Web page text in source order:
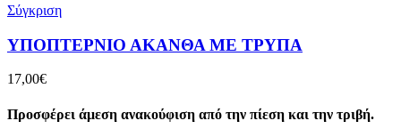
Σύγκριση
ΥΠΟΠΤΕΡΝΙΟ ΑΚΑΝΘΑ ΜΕ ΤΡΥΠΑ
17,00€
Προσφέρει άμεση ανακούφιση από την πίεση και την τριβή.